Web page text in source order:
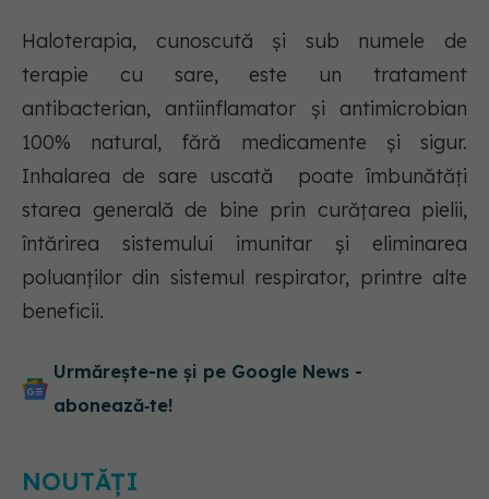
Haloterapia, cunoscută și sub numele de
terapie cu sare, este un tratament
antibacterian, antiinflamator și antimicrobian
100% natural, fără medicamente și sigur.
Inhalarea de sare uscată poate îmbunătăți
starea generală de bine prin curățarea pielii,
întărirea sistemului imunitar și eliminarea
poluanților din sistemul respirator, printre alte
beneficii.
Urmărește-ne și pe Google News -
abonează‑te!
NOUTĂȚI